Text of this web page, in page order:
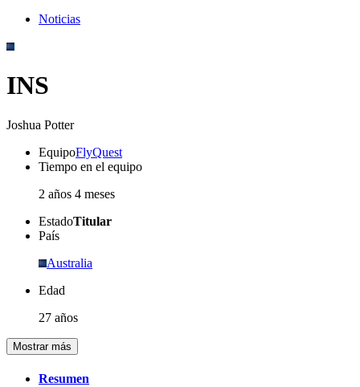
Noticias
INS
Joshua Potter
EquipoFlyQuest
Tiempo en el equipo
2 años 4 meses
EstadoTitular
País
Australia
Edad
27 años
Mostrar más
Resumen